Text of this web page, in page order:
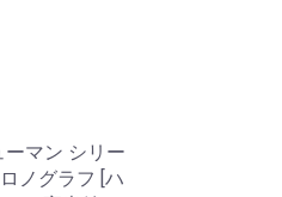
ーマン シリー
ノグラフ [ハ